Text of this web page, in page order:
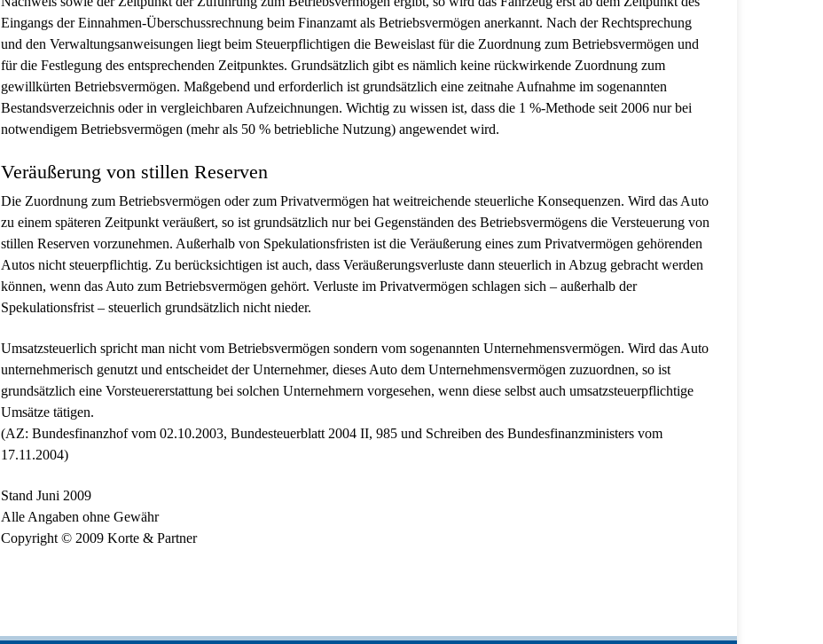
Eingangs der Einnahmen-Überschussrechnung beim Finanzamt als Betriebsvermögen anerkannt. Nach der Rechtsprechung
und den Verwaltungsanweisungen liegt beim Steuerpflichtigen die Beweislast für die Zuordnung zum Betriebsvermögen und
für die Festlegung des entsprechenden Zeitpunktes. Grundsätzlich gibt es nämlich keine rückwirkende Zuordnung zum
gewillkürten Betriebsvermögen. Maßgebend und erforderlich ist grundsätzlich eine zeitnahe Aufnahme im sogenannten
Bestandsverzeichnis oder in vergleichbaren Aufzeichnungen. Wichtig zu wissen ist, dass die 1 %-Methode seit 2006 nur bei
notwendigem Betriebsvermögen (mehr als 50 % betriebliche Nutzung) angewendet wird.
Veräußerung von stillen Reserven
Die Zuordnung zum Betriebsvermögen oder zum Privatvermögen hat weitreichende steuerliche Konsequenzen. Wird das Auto
zu einem späteren Zeitpunkt veräußert, so ist grundsätzlich nur bei Gegenständen des Betriebsvermögens die Versteuerung von
stillen Reserven vorzunehmen. Außerhalb von Spekulationsfristen ist die Veräußerung eines zum Privatvermögen gehörenden
Autos nicht steuerpflichtig. Zu berücksichtigen ist auch, dass Veräußerungsverluste dann steuerlich in Abzug gebracht werden
können, wenn das Auto zum Betriebsvermögen gehört. Verluste im Privatvermögen schlagen sich – außerhalb der
Spekulationsfrist – steuerlich grundsätzlich nicht nieder.
Umsatzsteuerlich spricht man nicht vom Betriebsvermögen sondern vom sogenannten Unternehmensvermögen. Wird das Auto
unternehmerisch genutzt und entscheidet der Unternehmer, dieses Auto dem Unternehmensvermögen zuzuordnen, so ist
grundsätzlich eine Vorsteuererstattung bei solchen Unternehmern vorgesehen, wenn diese selbst auch umsatzsteuerpflichtige
Umsätze tätigen.
(AZ: Bundesfinanzhof vom 02.10.2003, Bundesteuerblatt 2004 II, 985 und Schreiben des Bundesfinanzministers vom
17.11.2004)
Stand Juni 2009
Alle Angaben ohne Gewähr
Copyright © 2009 Korte & Partner